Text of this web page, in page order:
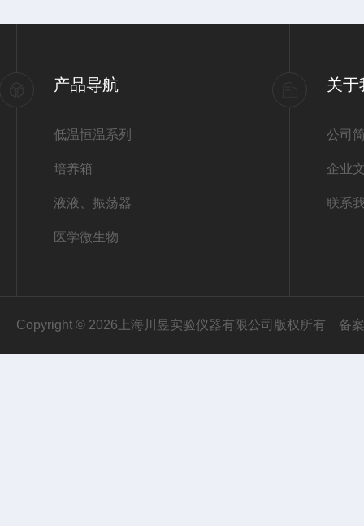
产品导航
低温恒温系列
培养箱
液液、振荡器
医学微生物
关于
公司
企业
联系
Copyright © 2026上海川昱实验仪器有限公司版权所有 备